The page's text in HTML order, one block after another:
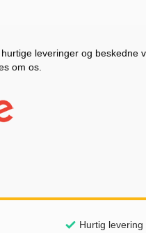
leveringer og beskedne
om os.
4.7 Stjerne
Hurtig levering